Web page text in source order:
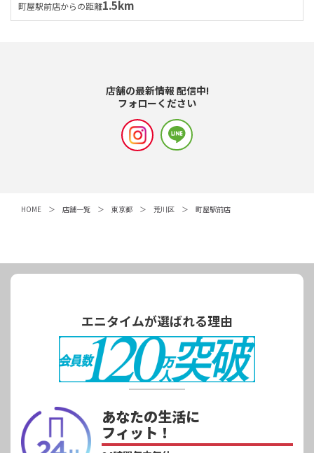
町屋駅前店からの距離1.5km
店舗の最新情報 配信中!
フォローください
HOME 店舗一覧 東京都 荒川区 町屋駅前店
エニタイムが選ばれる理由
あなたの生活に
フィット！